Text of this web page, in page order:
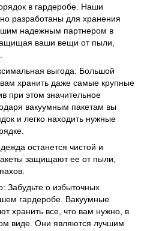
в гардеробе. Наши
разработаны для хранения
надежным партнером в
ваши вещи от пыли,
выгода: Большой
хранить даже самые крупные
при этом значительное
вакуумным пакетам вы
и легко находить нужные
останется чистой и
защищают ее от пыли,
Забудьте о избыточных
гардеробе. Вакуумные
хранить все, что вам нужно, в
виде. Они являются лучшим